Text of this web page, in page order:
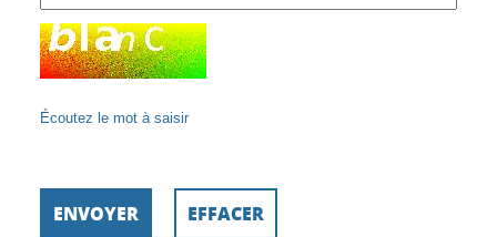
Écoutez le mot à saisir